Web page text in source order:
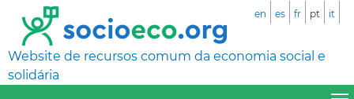
Website de recursos comum da economia social e
solidária
en es fr pt it